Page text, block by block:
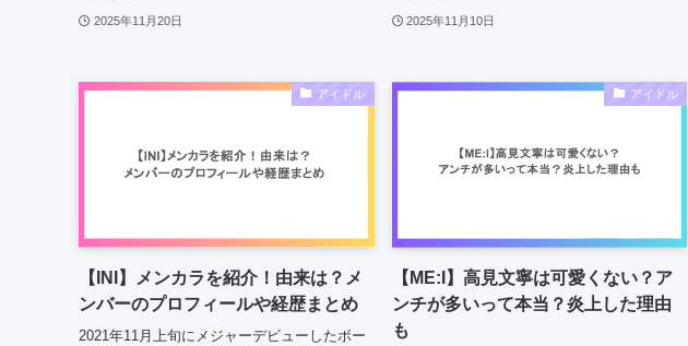
2025年11月20日 2025年11月10日
アイドル
【INI】メンカラを紹介！由来は？メ
ンバーのプロフィールや経歴まとめ
2021年11月上旬にメジャーデビューしたボー
アイドル
【ME:I】高見文寧は可愛くない？ア
ンチが多いって本当？炎上した理由
も